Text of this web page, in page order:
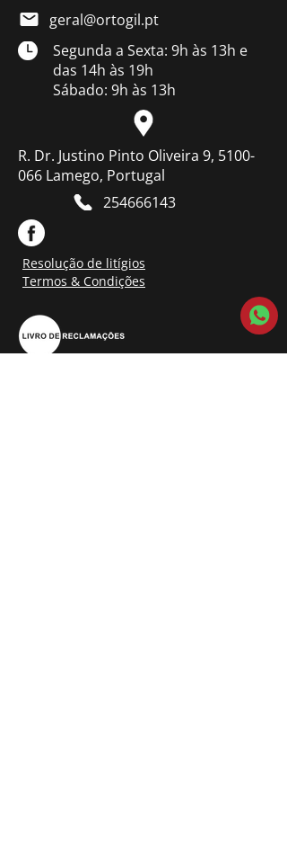
geral@ortogil.pt
Segunda a Sexta: 9h às 13h e
das 14h às 19h
Sábado: 9h às 13h
R. Dr. Justino Pinto Oliveira 9, 5100-
066 Lamego, Portugal
254666143
Resolução de litígios
Termos & Condições